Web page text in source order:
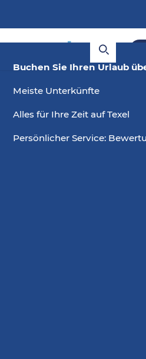
Buchen Sie Ihren Urlaub
Meiste Unterkünfte
Alles für Ihre Zeit auf Texel
Persönlicher Service: